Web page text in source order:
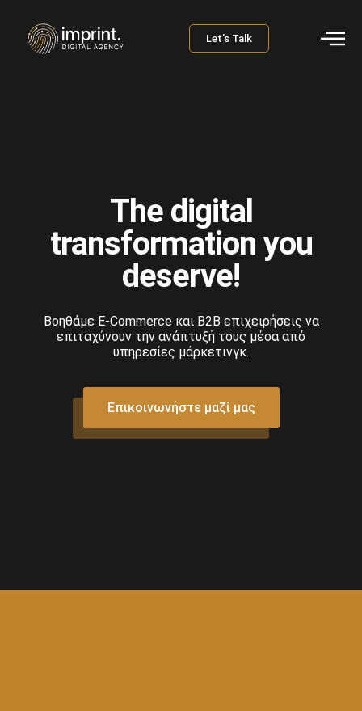
Let's Talk
The digital
transformation you
deserve!
Βοηθάμε E-Commerce και B2B επιχειρήσεις να
επιταχύνουν την ανάπτυξή τους μέσα από
υπηρεσίες μάρκετινγκ.
Επικοινωνήστε μαζί μας